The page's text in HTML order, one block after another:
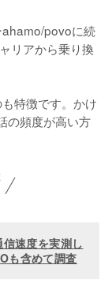
ahamo/povoに続
リアから乗り換
特徴です。かけ
の頻度が高い方
速度を実測し
も含めて調査